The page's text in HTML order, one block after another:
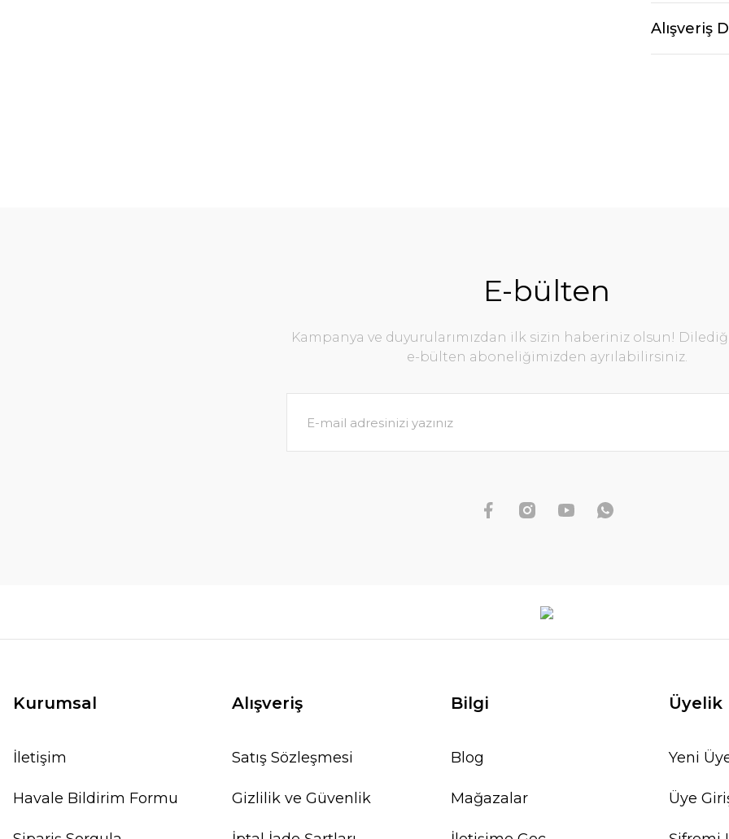
Alışveriş
E-bülten
Kampanya ve duyurularımızdan ilk sizin haberiniz olsun!
e-bülten aboneliğimizden ayrılabilirsiniz.
Kurumsal
İletişim
Havale Bildirim Formu
Alışveriş
Satış Sözleşmesi
Gizlilik ve Güvenlik
Bilgi
Blog
Mağazalar
Üyelik
Yeni
Üye